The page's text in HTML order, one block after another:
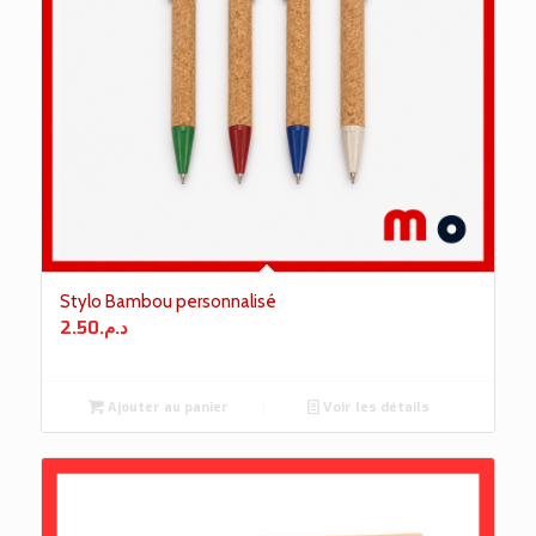
Stylo Bambou personnalisé
د.م.2.50
Ajouter au panier Voir les détails